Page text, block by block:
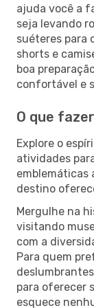
ajuda você a
seja levando
suéteres para
shorts e
boa
confortável e
O que
Explore o
atividades
emblemáticas
destino
Mergulhe na
visitando
com a
Para quem
para oferecer
esquece